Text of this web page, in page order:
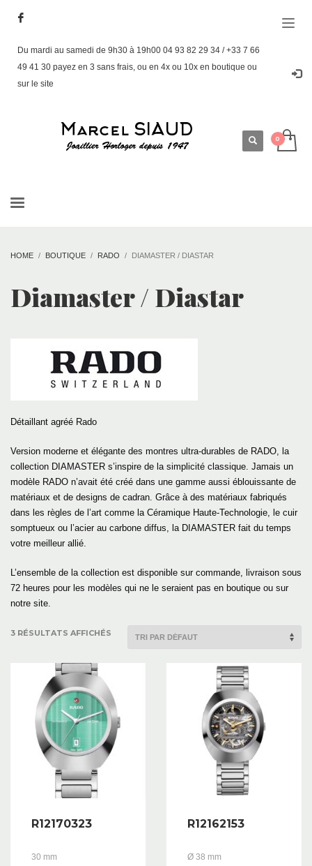
Du mardi au samedi de 9h30 à 19h00 04 93 82 29 34 / +33 7 66
49 41 30 payez en 3 sans frais, ou en 4x ou 10x en boutique ou
sur le site
HOME BOUTIQUE RADO DIAMASTER / DIASTAR
Diamaster / Diastar
Détaillant agréé Rado
Version moderne et élégante des montres ultra-durables de RADO, la
collection DIAMASTER s’inspire de la simplicité classique. Jamais un
modèle RADO n’avait été créé dans une gamme aussi éblouissante de
matériaux et de designs de cadran. Grâce à des matériaux fabriqués
dans les règles de l’art comme la Céramique Haute-Technologie, le cuir
somptueux ou l’acier au carbone diffus, la DIAMASTER fait du temps
votre meilleur allié.
L’ensemble de la collection est disponible sur commande, livraison sous
72 heures pour les modèles qui ne le seraient pas en boutique ou sur
notre site.
3 RÉSULTATS AFFICHÉS
R12170323
30 mm
R12162153
Ø 38 mm